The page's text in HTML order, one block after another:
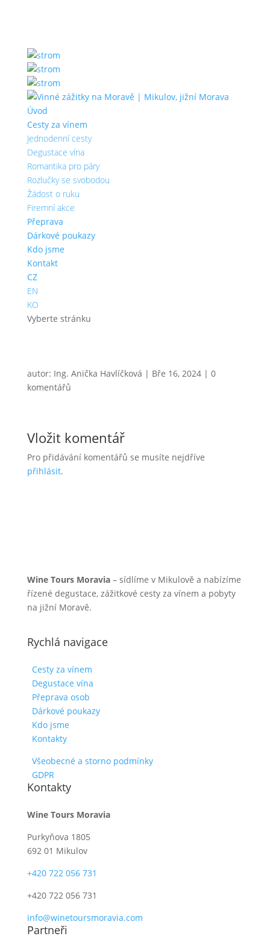
Úvod
Cesty za vínem
Jednodenní cesty
Degustace vína
Romantika pro páry
Rozlučky se svobodou
Žádost o ruku
Firemní akce
Přeprava
Dárkové poukazy
Kdo jsme
Kontakt
CZ
EN
KO
Vyberte stránku
autor: Ing. Anička Havlíčková | Bře 16, 2024| 0
komentářů
Vložit komentář
Pro přidávání komentářů se musíte nejdříve
přihlásit.
Wine Tours Moravia– sídlíme v Mikulově a nabízíme
řízené degustace, zážitkové cesty za vínem a pobyty
na jižní Moravě.
Rychlá navigace
Cesty za vínem
Degustace vína
Přeprava osob
Dárkové poukazy
Kdo jsme
Kontakty
Všeobecné a storno podmínky
GDPR
Kontakty
Wine Tours Moravia
Purkyňova 1805
692 01 Mikulov
+420 722 056 731
+420 722 056 731
info@winetoursmoravia.com
Partneři